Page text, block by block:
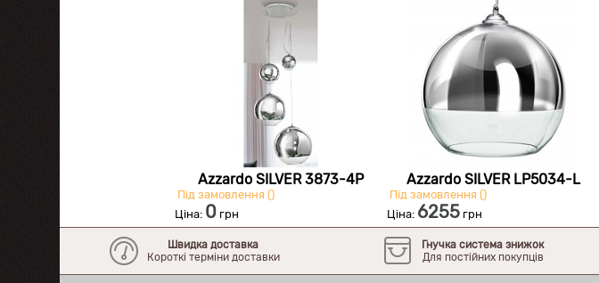
Azzardo SILVER 3873-4P
Під замовлення ()
Ціна: 0 грн
Azzardo SILVER LP5034-L
Під замовлення ()
Ціна: 6255 грн
Швидка доставка
Короткі терміни доставки
Гнучка система знижок
Для постійних покупців